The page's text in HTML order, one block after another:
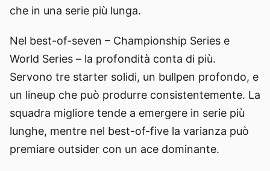
che in una serie più lunga.
Nel best-of-seven – Championship Series e
World Series – la profondità conta di più.
Servono tre starter solidi, un bullpen profondo, e
un lineup che può produrre consistentemente. La
squadra migliore tende a emergere in serie più
lunghe, mentre nel best-of-five la varianza può
premiare outsider con un ace dominante.